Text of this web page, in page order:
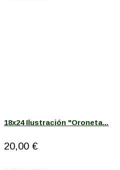
18x24 Ilustración "Oroneta...
20,00 €